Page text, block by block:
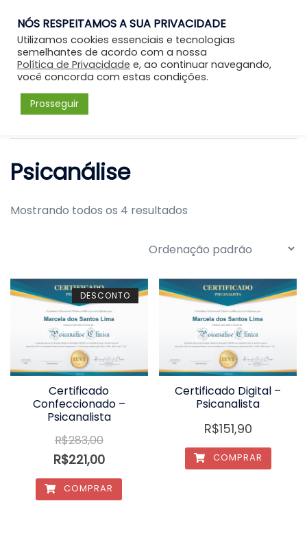
Psicanálise
Mostrando todos os 4 resultados
DESCONTO
Certificado
Confeccionado –
Psicanalista
R$283,00
R$221,00
COMPRAR
Certificado Digital –
Psicanalista
R$151,90
COMPRAR
NÓS RESPEITAMOS A SUA PRIVACIDADE
Utilizamos cookies essenciais e tecnologias
semelhantes de acordo com a nossa
Política de Privacidade e, ao continuar navegando,
você concorda com estas condições.
Prosseguir